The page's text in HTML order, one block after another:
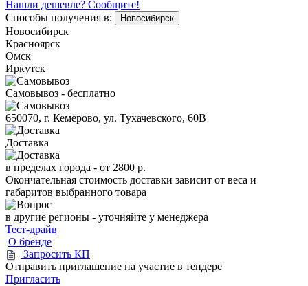
Нашли дешевле? Сообщите!
Способы получения в:
Новосибирск
Новосибирск
Красноярск
Омск
Иркутск
Самовывоз - бесплатно
650070, г. Кемерово, ул. Тухачевского, 60В
Доставка
в пределах города - от 2800 р.
Окончательная стоимость доставки зависит от веса и
габаритов выбранного товара
в другие регионы - уточняйте у менеджера
Тест-драйв
О бренде
Запросить КП
Отправить приглашение на участие в тендере
Пригласить